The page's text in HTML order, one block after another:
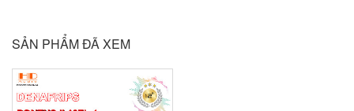
SẢN PHẨM ĐÃ XEM